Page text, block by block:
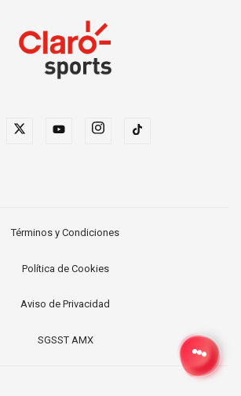
Términos y Condiciones
Política de Cookies
Aviso de Privacidad
SGSST AMX